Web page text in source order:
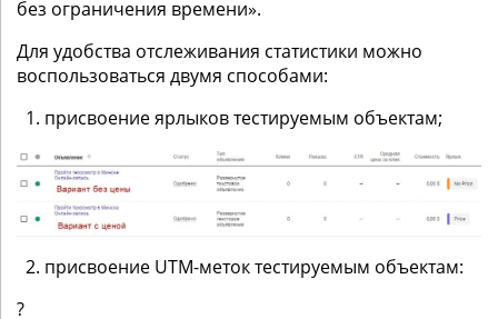
без ограничения времени».
Для удобства отслеживания статистики можно
воспользоваться двумя способами:
присвоение ярлыков тестируемым объектам;
присвоение UTM-меток тестируемым объектам:
?